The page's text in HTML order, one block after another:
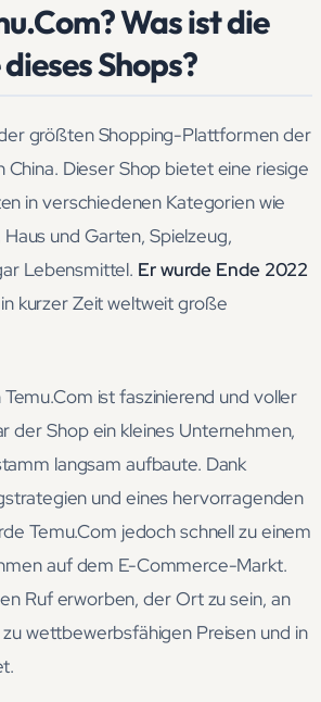
Was ist die
Shops?
größten Shopping-Plattformen der
China. Dieser Shop bietet eine riesige
in verschiedenen Kategorien wie
Haus und Garten, Spielzeug,
Lebensmittel. Er wurde Ende 2022
kurzer Zeit weltweit große
ist faszinierend und voller
der Shop ein kleines Unternehmen,
langsam aufbaute. Dank
und eines hervorragenden
Temu.Com jedoch schnell zu einem
auf dem E-Commerce-Markt.
Ruf erworben, der Ort zu sein, an
wettbewerbsfähigen Preisen und in